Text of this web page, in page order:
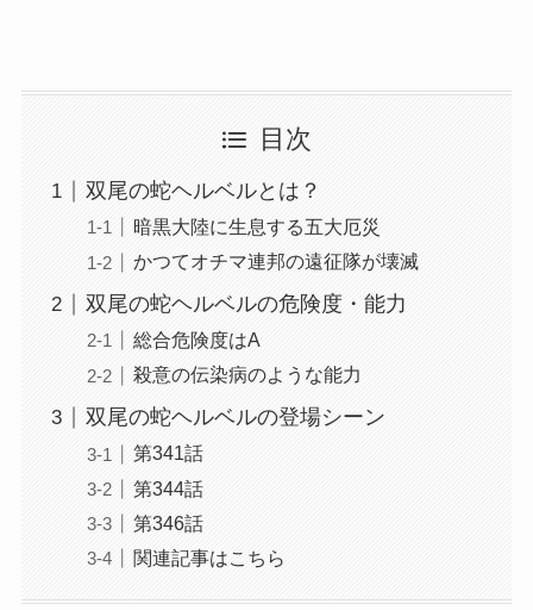
目次
双尾の蛇ヘルベルとは？
暗黒大陸に生息する五大厄災
かつてオチマ連邦の遠征隊が壊滅
双尾の蛇ヘルベルの危険度・能力
総合危険度はA
殺意の伝染病のような能力
双尾の蛇ヘルベルの登場シーン
第341話
第344話
第346話
関連記事はこちら